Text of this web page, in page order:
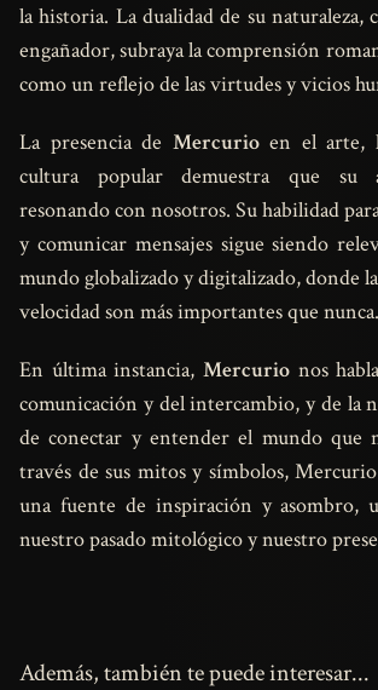
la historia. La dualidad de su
engañador, subraya la comprensión
como un reflejo de las virtudes y vicios
La presencia de Mercurioen el arte,
cultura popular demuestra que su
resonando con nosotros. Su habilidad
y comunicar mensajes sigue siendo
mundo globalizado y digitalizado, donde
velocidad son más importantes que nunca.
En última instancia, Mercurio nos
comunicación y del intercambio, y de la
de conectar y entender el mundo que
través de sus mitos y símbolos,
una fuente de inspiración y asombro,
nuestro pasado mitológico y nuestro
Además, también te puede interesar...